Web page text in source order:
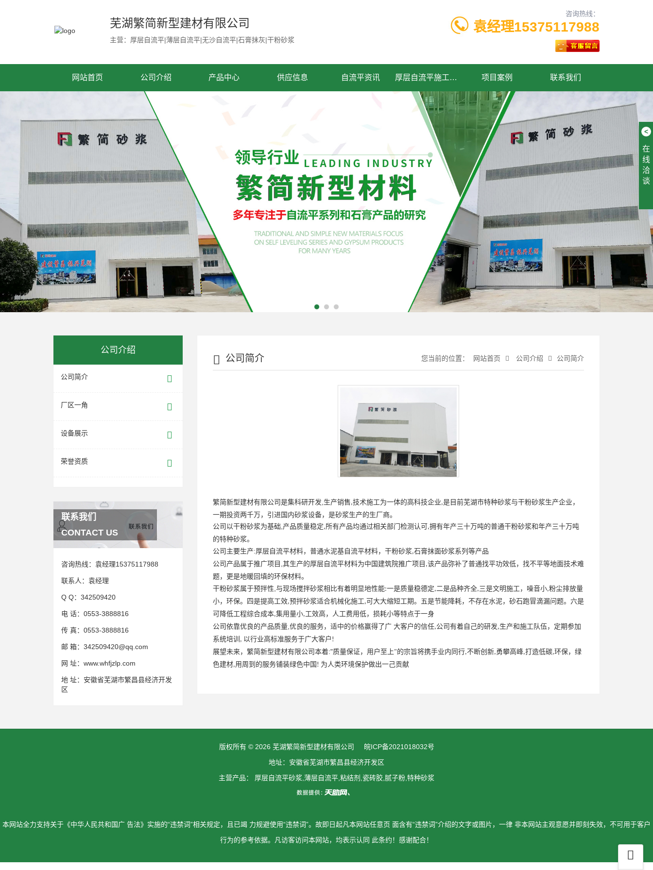
芜湖繁简新型建材有限公司
主营：厚层自流平|薄层自流平|无沙自流平|石膏抹灰|干粉砂浆
咨询热线：
袁经理15375117988
网站首页 公司介绍 产品中心 供应信息 自流平资讯 厚层自流平施工工艺 项目案例 联系我们
公司介绍
公司简介
厂区一角
设备展示
荣誉资质
联系我们
CONTACT US
咨询热线： 袁经理15375117988
联系人： 袁经理
Q Q： 342509420
电 话： 0553-3888816
传 真： 0553-3888816
邮 箱： 342509420@qq.com
网 址： www.whfjzlp.com
地 址： 安徽省芜湖市繁昌县经济开发
区
公司简介 您当前的位置： 网站首页 公司介绍 公司简介
繁简新型建材有限公司是集科研开发 生产销售,技术施工为一体的高科技企业,是目前芜湖市特种砂浆与干粉砂浆生产企业，
一期投资两千万，引进国内砂浆设备，是砂浆生产的生厂商。
公司以干粉砂浆为基础 产品质量稳定,所有产品均通过相关部门检测认可 ,拥有年产三十万吨的普通干粉砂浆和年产三十万吨
的特种砂浆。
公司主要生产:厚层自流平材料，普通水泥基自流平材料，干粉砂浆,石膏抹面砂浆系列等产品
公司产品属于推广项目 其生产的厚层自流平材料为中国建筑院推广项目 ,该产品弥补了普通找平功效低，找不平等地面技术难
题，更是地暖回填的环保材料。
干粉砂浆属于预拌性 与现场搅拌砂浆相比有着明显地性能:一是质量稳德定,二是品种齐全,三是文明施工，噪音小,粉尘排放量
小，环保。四是提高工效,预拌砂浆适合机械化施工, 可大大缩短工期。五是节能降耗，不存在水泥，砂石跑冒滴漏问题。六是
可降低工程综合成本,集用量小,工效高，人工费用低，损耗小等特点于一身
公司依靠优良的产品质量 优良的服务，适中的价格赢得了广 大客户的信任,公司有着自己的研发,生产和施工队伍，定期参加
系统培训 , 以行业高标准服务于广大客户 !
展望未来，繁简新型建材有限公司本着:"质量保证，用户至上"的宗旨将携手业内同行,不断创新,勇攀高峰,打造低碳,环保，绿
色建材,用周到的服务铺装绿色中国 ! 为人类环境保护做出一己贡献
版权所有 © 2026 芜湖繁简新型建材有限公司
皖ICP备2021018032号
地址：安徽省芜湖市繁昌县经济开发区
主营产品： 厚层自流平砂浆,薄层自流平,粘结剂,瓷砖胶,腻子粉,特种砂浆
本网站全力支持关于《中华人民共和国广 告法》实施的“违禁词”相关规定，且已竭 力规避使用“违禁词”。故即日起凡本网站任意页 面含有“违禁词”介绍的文字或图片，一律 非本网站主观意愿并即刻失效，不可用于客户
行为的参考依据。凡访客访问本网站，均表示认同 此条约！感谢配合！
<
在
线
洽
谈